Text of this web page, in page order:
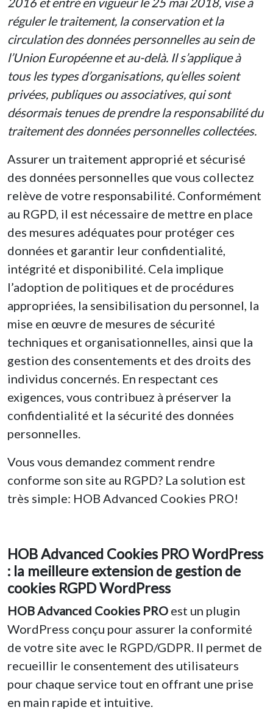
réguler le traitement, la conservation et la
circulation des données personnelles au sein de
l’Union Européenne et au-delà. Il s’applique à
tous les types d’organisations, qu’elles soient
privées, publiques ou associatives, qui sont
désormais tenues de prendre la responsabilité du
traitement des données personnelles collectées.
Assurer un traitement approprié et sécurisé
des données personnelles que vous collectez
relève de votre responsabilité. Conformément
au RGPD, il est nécessaire de mettre en place
des mesures adéquates pour protéger ces
données et garantir leur confidentialité,
intégrité et disponibilité. Cela implique
l’adoption de politiques et de procédures
appropriées, la sensibilisation du personnel, la
mise en œuvre de mesures de sécurité
techniques et organisationnelles, ainsi que la
gestion des consentements et des droits des
individus concernés. En respectant ces
exigences, vous contribuez à préserver la
confidentialité et la sécurité des données
personnelles.
Vous vous demandez comment rendre
conforme son site au RGPD? La solution est
très simple: HOB Advanced Cookies PRO!
HOB Advanced Cookies PRO WordPress
: la meilleure extension de gestion de
cookies RGPD WordPress
HOB Advanced Cookies PRO est un plugin
WordPress conçu pour assurer la conformité
de votre site avec le RGPD/GDPR. Il permet de
recueillir le consentement des utilisateurs
pour chaque service tout en offrant une prise
en main rapide et intuitive.